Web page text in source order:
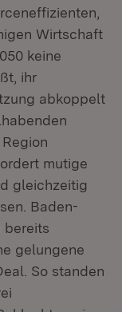
Wirtschaft
keine
ihr
abkoppelt
mutige
gleichzeitig
Baden-
bereits
gelungene
So standen